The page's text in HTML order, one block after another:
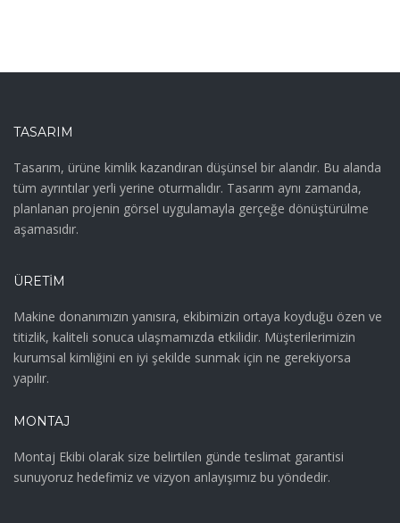
TASARIM
Tasarım, ürüne kimlik kazandıran düşünsel bir alandır. Bu alanda
tüm ayrıntılar yerli yerine oturmalıdır. Tasarım aynı zamanda,
planlanan projenin görsel uygulamayla gerçeğe dönüştürülme
aşamasıdır.
ÜRETIM
Makine donanımızın yanısıra, ekibimizin ortaya koyduğu özen ve
titizlik, kaliteli sonuca ulaşmamızda etkilidir. Müşterilerimizin
kurumsal kimliğini en iyi şekilde sunmak için ne gerekiyorsa
yapılır.
MONTAJ
Montaj Ekibi olarak size belirtilen günde teslimat garantisi
sunuyoruz hedefimiz ve vizyon anlayışımız bu yöndedir.